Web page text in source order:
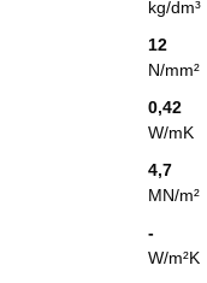
kg/dm³
12
N/mm²
0,42
W/mK
4,7
MN/m²
-
W/m²K